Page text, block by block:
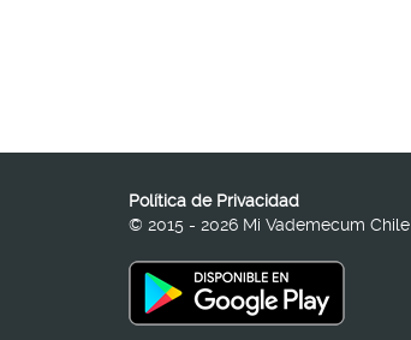
Política de Privacidad
© 2015 - 2026 Mi Vademecum Chile